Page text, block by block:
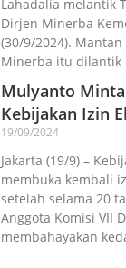
Lahadalia melantik
Dirjen Minerba
(30/9/2024).
Minerba itu dilantik
Mulyanto
Kebijakan Izin
19/09/2024
Jakarta (19/9) –
membuka kembali
setelah selama 20
Anggota Komisi VII
membahayakan